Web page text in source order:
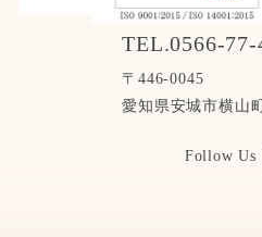
TEL.0566-77-
〒446-0045
愛知県安城市横山
Follow Us